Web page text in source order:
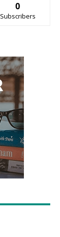
0
Subscribers